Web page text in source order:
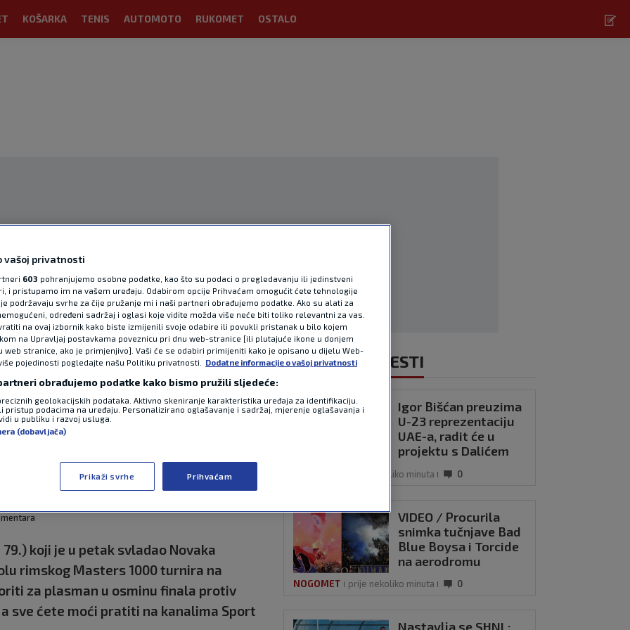
KOŠARKA TENIS AUTOMOTO RUKOMET OSTALO
pobjede
Prižmić
u trećem kolu
koji je u petak svladao Novaka
rimskog Masters 1000 turnira na
za plasman u osminu finala protiv
a sve ćete moći pratiti na kanalima Sport
NAJNOVIJE VIJESTI
Igor Bišćan preuzima
U-23 reprezentaciju
UAE-a, radit će u
projektu s Dalićem
prije nekoliko minuta 0
VIDEO / Procurila
snimka tučnjave Bad
Blue Boysa i Torcide
na aerodromu
NOGOMET prije nekoliko minuta 0
Nastavlja se SHNL:
vašoj privatnosti
603 pohranjujemo osobne podatke, kao što su podaci o pregledavanju ili jedinstveni
i pristupamo im na vašem uređaju. Odabirom opcije Prihvaćam omogućit ćete tehnologije
podržavaju svrhe za čije pružanje mi i naši partneri obrađujemo podatke. Ako su alati za
određeni sadržaj i oglasi koje vidite možda više neće biti toliko relevantni za vas.
na ovaj izbornik kako biste izmijenili svoje odabire ili povukli pristanak u bilo kojem
na Upravljaj postavkama poveznicu pri dnu web-stranice [ili plutajuće ikone u donjem
web stranice, ako je primjenjivo]. Vaši će se odabiri primijeniti kako je opisano u dijelu Web-
pojedinosti pogledajte našu Politiku privatnosti.
Dodatne informacije o vašoj privatnosti
obrađujemo podatke kako bismo pružili sljedeće:
geolokacijskih podataka. Aktivno skeniranje karakteristika uređaja za identifikaciju.
pristup podacima na uređaju. Personalizirano oglašavanje i sadržaj, mjerenje oglašavanja i
u publiku i razvoj usluga.
(dobavljača)
Prikaži svrhe Prihvaćam